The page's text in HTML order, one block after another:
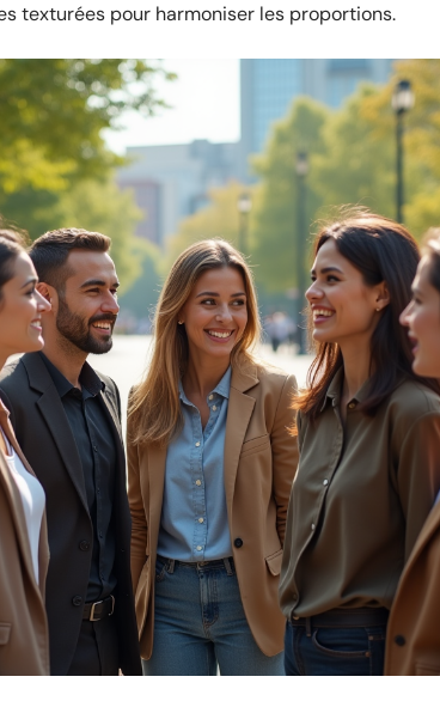
texturées pour harmoniser les proportions.